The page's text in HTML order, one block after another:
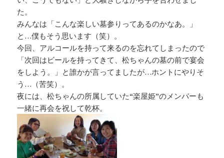
た。
みんなは「こんな楽しい墓参りってあるのかなあ。」
と…僕もそう思います（笑）。
今回、アルコールを持って来るのを忘れてしまったので
「次回はビールを持ってきて、松ちゃんの墓の前で宴会
をしよう。」と誰かが言ってましたが…ホントにやりそ
う…（苦笑）。
夜には、松ちゃんの所属していた“楽屋姫”のメンバーも
一緒に再会を祝して乾杯。